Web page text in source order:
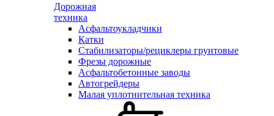
Дорожная
техника
Асфальтоукладчики
Катки
Стабилизаторы/рециклеры грунтовые
Фрезы дорожные
Асфальтобетонные заводы
Автогрейдеры
Малая уплотнительная техника